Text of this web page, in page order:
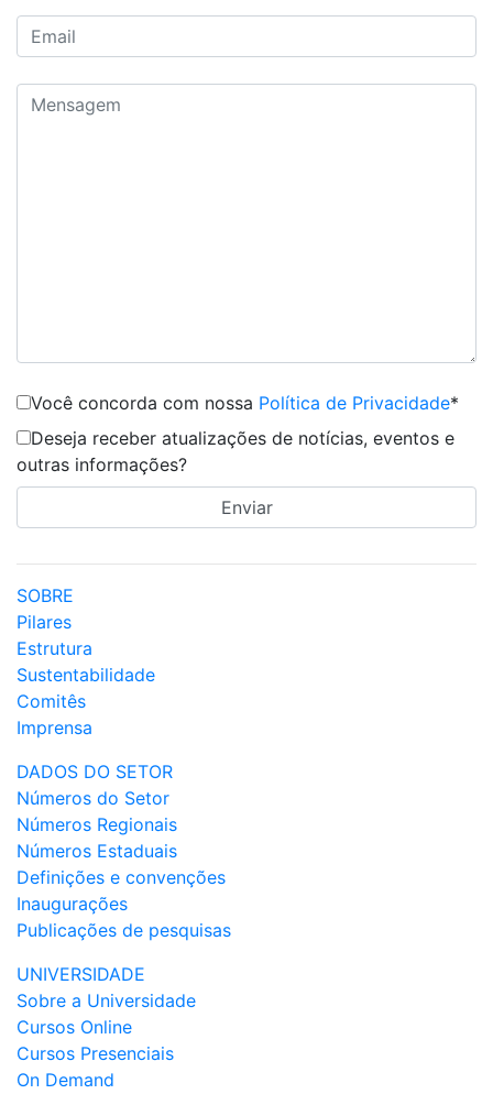
Você concorda com nossa Política de Privacidade*
Deseja receber atualizações de notícias, eventos e
outras informações?
SOBRE
Pilares
Estrutura
Sustentabilidade
Comitês
Imprensa
DADOS DO SETOR
Números do Setor
Números Regionais
Números Estaduais
Definições e convenções
Inaugurações
Publicações de pesquisas
UNIVERSIDADE
Sobre a Universidade
Cursos Online
Cursos Presenciais
On Demand